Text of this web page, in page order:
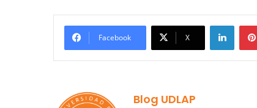
Facebook X
Blog UDLAP